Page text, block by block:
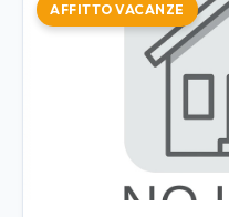
AFFITTO VACANZE